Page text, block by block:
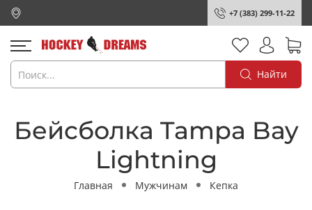
+7 (383) 299-11-22
Найти
Бейсболка Tampa Bay
Lightning
Главная Мужчинам Кепка